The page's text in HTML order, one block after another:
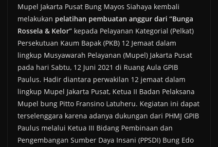
Mupel Jakarta Pusat Bung Mayos Siahaya kembali
melakukan pelatihan pembuatan anggur dari “Bunga
Rossela & Kelor” kepada Pelayanan Kategorial (Pelkat)
Persekutuan Kaum Bapak (PKB) 12 Jemaat dalam
lingkup Musyawarah Pelayanan (Mupel) Jakarta Pusat
pada hari Sabtu, 12 Juni 2021 di Ruang Aula GPIB
Paulus. Hadir diantara perwakilan 12 jemaat dalam
lingkup Mupel Jakarta Pusat, Ketua II Badan Pelaksana
Mupel bung Pitto Fransino Latuheru. Kegiatan ini dapat
terselenggara karena adanya dukungan dari PHMJ GPIB
Paulus melalui Ketua III Bidang Pembinaan dan
Pengembangan Sumber Daya Insani (PPSDI) Bung Edo